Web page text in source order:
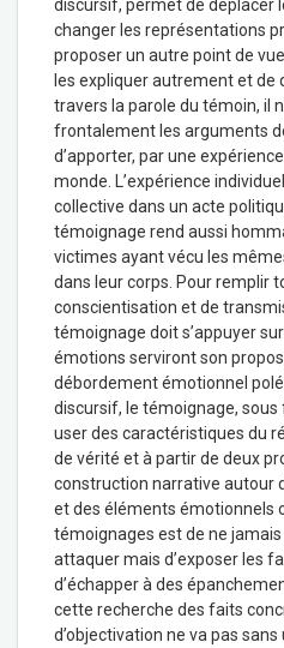
discursif, permet de déplacer
changer les représentations
proposer un autre point de
les expliquer autrement et de
travers la parole du témoin, il
frontalement les arguments
d’apporter, par une
monde. L’expérience
collective dans un acte
témoignage rend aussi
victimes ayant vécu les
dans leur corps. Pour remplir
conscientisation et de
témoignage doit s’appuyer
émotions serviront son
débordement émotionnel
discursif, le témoignage,
user des caractéristiques du
de vérité et à partir de deux
construction narrative autour
et des éléments émotionnels
témoignages est de ne jamais
attaquer mais d’exposer les
d’échapper à des
cette recherche des faits
d’objectivation ne va pas